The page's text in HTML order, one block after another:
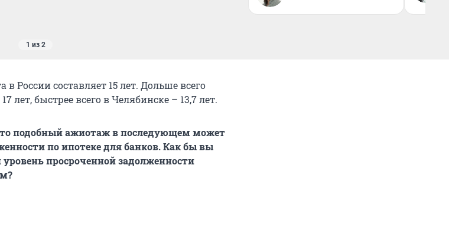
1 из 2
России составляет 15 лет. Дольше всего
лет, быстрее всего в Челябинске – 13,7 лет.
подобный ажиотаж в последующем может
по ипотеке для банков. Как бы вы
просроченной задолженности